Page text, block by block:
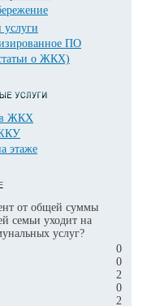
услуги
ПО
о ЖКХ)
ЖКХ
этаже
от общей суммы
семьи уходит на
услуг?
0
0
2
0
2